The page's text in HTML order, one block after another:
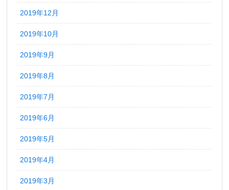
2019年12月
2019年10月
2019年9月
2019年8月
2019年7月
2019年6月
2019年5月
2019年4月
2019年3月